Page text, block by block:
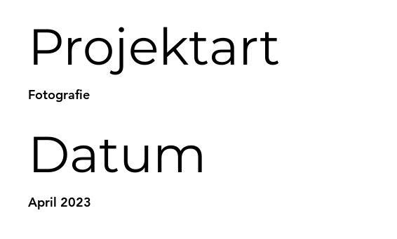
Projektart
Fotografie
Datum
April 2023